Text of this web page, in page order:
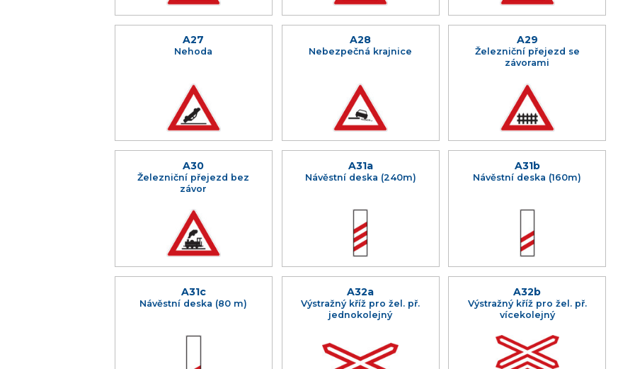
A27
Nehoda
A28
Nebezpečná krajnice
A29
Železniční přejezd se
závorami
A30
Železniční přejezd bez
závor
A31a
Návěstní deska (240m)
A31b
Návěstní deska (160m)
A31c
Návěstní deska (80 m)
A32a
Výstražný kříž pro žel. př.
jednokolejný
A32b
Výstražný kříž pro žel. př.
vícekolejný